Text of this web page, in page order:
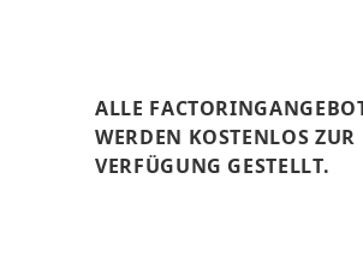
ALLE
WERDEN KOSTENLOS ZUR
VERFÜGUNG GESTELLT.